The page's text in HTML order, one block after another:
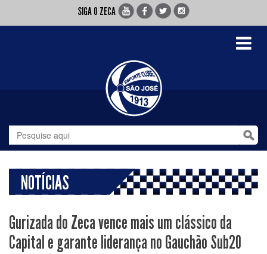
SIGA O ZECA
Toggle
NOTÍCIAS
Gurizada do Zeca vence mais um clássico da
Capital e garante liderança no Gauchão Sub20